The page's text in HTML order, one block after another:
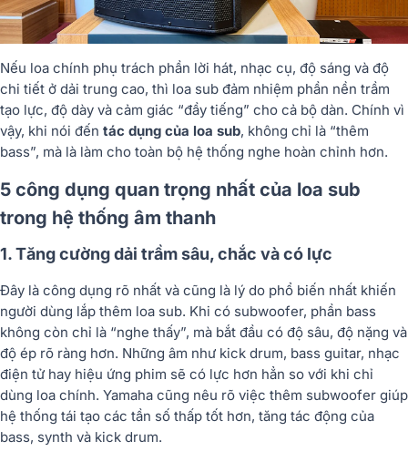
Nếu loa chính phụ trách phần lời hát, nhạc cụ, độ sáng và độ
chi tiết ở dải trung cao, thì loa sub đảm nhiệm phần nền trầm
tạo lực, độ dày và cảm giác “đầy tiếng” cho cả bộ dàn. Chính vì
vậy, khi nói đến tác dụng của loa sub, không chỉ là “thêm
bass”, mà là làm cho toàn bộ hệ thống nghe hoàn chỉnh hơn.
5 công dụng quan trọng nhất của loa sub
trong hệ thống âm thanh
1. Tăng cường dải trầm sâu, chắc và có lực
Đây là công dụng rõ nhất và cũng là lý do phổ biến nhất khiến
người dùng lắp thêm loa sub. Khi có subwoofer, phần bass
không còn chỉ là “nghe thấy”, mà bắt đầu có độ sâu, độ nặng và
độ ép rõ ràng hơn. Những âm như kick drum, bass guitar, nhạc
điện tử hay hiệu ứng phim sẽ có lực hơn hẳn so với khi chỉ
dùng loa chính. Yamaha cũng nêu rõ việc thêm subwoofer giúp
hệ thống tái tạo các tần số thấp tốt hơn, tăng tác động của
bass, synth và kick drum.